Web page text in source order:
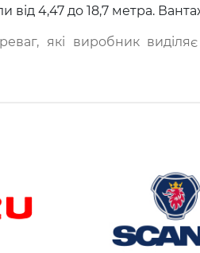
від 4,47 до 18,7 метра.
які виробник виділяє
вражаючим вильотом